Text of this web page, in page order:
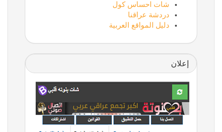
شات احساس كول
دردشة عراقنا
دليل المواقع العربية
إعلان